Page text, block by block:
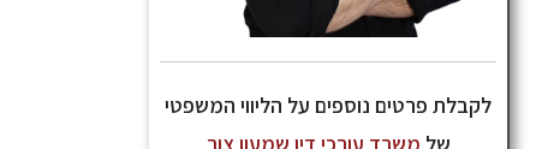
לקבלת פרטים נוספים על הליווי המשפטי
של משרד עורכי דין שמעון צור